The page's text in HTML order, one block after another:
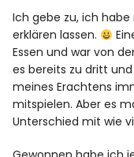
Ich gebe zu, ich
erklären lassen.
Essen und war von
es bereits zu dritt
meines Erachtens
mitspielen. Aber es
Unterschied mit wie